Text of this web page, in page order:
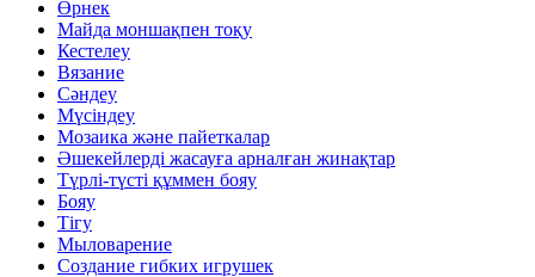
Өрнек
Майда моншақпен тоқу
Кестелеу
Вязание
Сәндеу
Мүсіндеу
Мозаика және пайеткалар
Әшекейлерді жасауға арналған жинақтар
Түрлі-түсті құммен бояу
Бояу
Тігу
Мыловарение
Создание гибких игрушек